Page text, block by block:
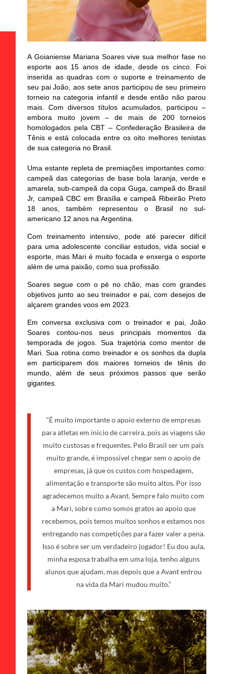
A Goianiense Mariana Soares vive sua melhor fase no
esporte aos 15 anos de idade, desde os cinco. Foi
inserida as quadras com o suporte e treinamento de
seu pai João, aos sete anos participou de seu primeiro
torneio na categoria infantil e desde então não parou
mais. Com diversos títulos acumulados, participou –
embora muito jovem – de mais de 200 torneios
homologados pela CBT – Confederação Brasileira de
Tênis e está colocada entre os oito melhores tenistas
de sua categoria no Brasil.
Uma estante repleta de premiações importantes como:
campeã das categorias de base bola laranja, verde e
amarela, sub-campeã da copa Guga, campeã do Brasil
Jr, campeã CBC em Brasília e campeã Ribeirão Preto
18 anos, também representou o Brasil no sul-
americano 12 anos na Argentina.
Com treinamento intensivo, pode até parecer difícil
para uma adolescente conciliar estudos, vida social e
esporte, mas Mari é muito focada e enxerga o esporte
além de uma paixão, como sua profissão.
Soares segue com o pé no chão, mas com grandes
objetivos junto ao seu treinador e pai, com desejos de
alçarem grandes voos em 2023.
Em conversa exclusiva com o treinador e pai, João
Soares contou-nos seus principais momentos da
temporada de jogos. Sua trajetória como mentor de
Mari. Sua rotina como treinador e os sonhos da dupla
em participarem dos maiores torneios de tênis do
mundo, além de seus próximos passos que serão
gigantes.
“É muito importante o apoio externo de empresas
para atletas em início de carreira, pois as viagens são
muito custosas e frequentes. Pelo Brasil ser um país
muito grande, é impossível chegar sem o apoio de
empresas, já que os custos com hospedagem,
alimentação e transporte são muito altos. Por isso
agradecemos muito a Avant. Sempre falo muito com
a Mari, sobre como somos gratos ao apoio que
recebemos, pois temos muitos sonhos e estamos nos
entregando nas competições para fazer valer a pena.
Isso é sobre ser um verdadeiro jogador! Eu dou aula,
minha esposa trabalha em uma loja, tenho alguns
alunos que ajudam, mas depois que a Avant entrou
na vida da Mari mudou muito.”